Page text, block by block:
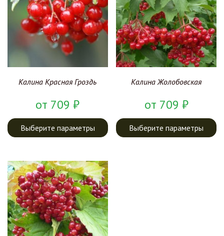
Калина Красная Гроздь
от 709₽
Выберите параметры
Калина Жолобовская
от 709 ₽
Выберите параметры